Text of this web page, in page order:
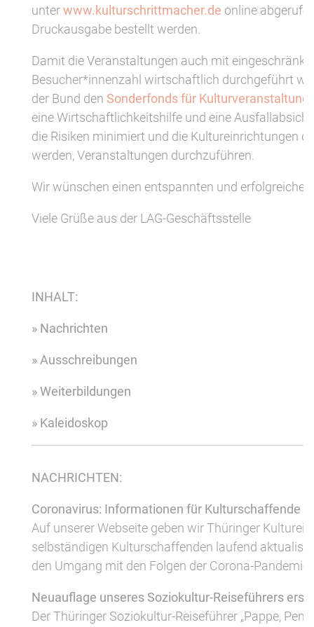
unterwww.kulturschrittmacher.de online
Druckausgabe bestellt werden.
Damit die Veranstaltungen auch mit
Besucher*innenzahl wirtschaftlich durchgeführt
der Bund den Sonderfonds für
eine Wirtschaftlichkeitshilfe und eine
die Risiken minimiert und die Kultureinrichtungen
werden, Veranstaltungen durchzuführen.
Wir wünschen einen entspannten und
Viele Grüße aus der LAG-Geschäftsstelle
INHALT:
» Nachrichten
» Ausschreibungen
» Weiterbildungen
» Kaleidoskop
NACHRICHTEN:
Coronavirus: Informationen für Kulturschaffende
Auf unserer Webseite geben wir Thüringer
selbständigen Kulturschaffenden laufend
den Umgang mit den Folgen der Corona-Pandemie.
Neuauflage unseres Soziokultur-Reiseführers
Der Thüringer Soziokultur-Reiseführer „Pappe, Peng